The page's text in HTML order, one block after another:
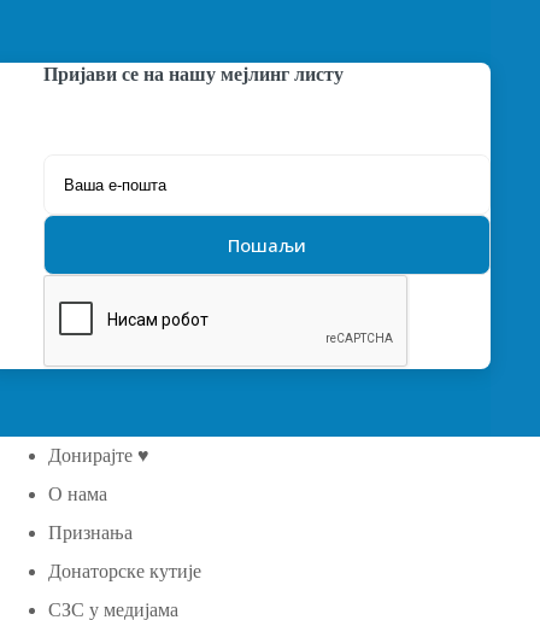
Пријави се на нашу мејлинг листу
Донирајте ♥
О нама
Признања
Донаторске кутије
СЗС у медијама